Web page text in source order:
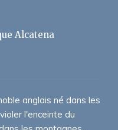
Alcatena
anglais né dans les
l'enceinte du